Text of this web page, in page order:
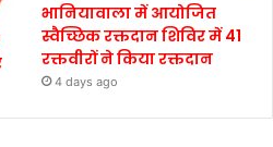
भानियावाला में आयोजित
स्वैच्छिक रक्तदान शिविर में 41
रक्तवीरों ने किया रक्तदान
4 days ago